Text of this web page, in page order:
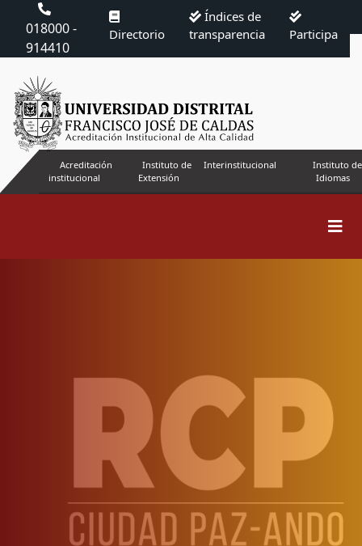
018000 -
914410
Directorio
Índices de
transparencia
Participa
Acreditación
institucional
Instituto de
Extensión
Interinstitucional
Instituto de
Idiomas